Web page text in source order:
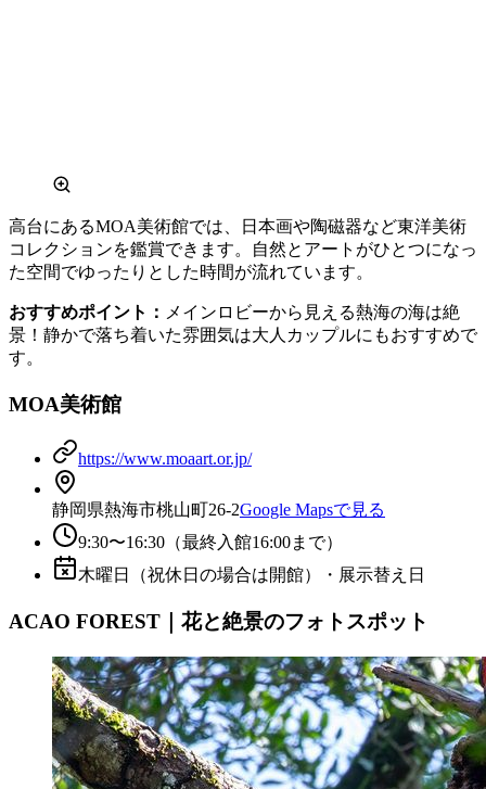
高台にあるMOA美術館では、日本画や陶磁器など東洋美術
コレクションを鑑賞できます。自然とアートがひとつになっ
た空間でゆったりとした時間が流れています。
おすすめポイント： メインロビーから見える熱海の海は絶
景！静かで落ち着いた雰囲気は大人カップルにもおすすめで
す。
MOA美術館
https://www.moaart.or.jp/
静岡県熱海市桃山町26-2Google Mapsで見る
9:30〜16:30（最終入館16:00まで）
木曜日（祝休日の場合は開館）・展示替え日
ACAO FOREST｜花と絶景のフォトスポット